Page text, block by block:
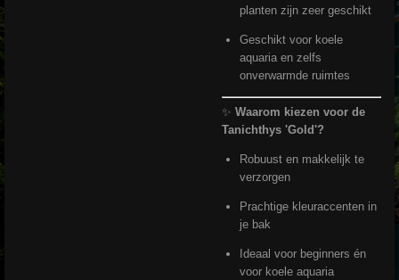
planten zijn zeer geschikt
Geschikt voor koele
aquaria en zelfs
onverwarmde ruimtes
✨ Waarom kiezen voor de
Tanichthys 'Gold'?
Robuust en makkelijk te
verzorgen
Prachtige kleuraccenten in
je bak
Ideaal voor beginners én
voor koele aquaria